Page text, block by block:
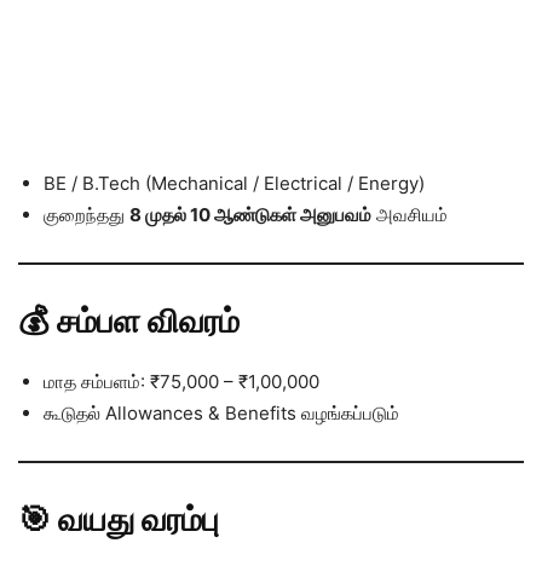
BE / B.Tech (Mechanical / Electrical / Energy)
குறைந்தது 8 முதல் 10 ஆண்டுகள் அனுபவம் அவசியம்
💰 சம்பள விவரம்
மாத சம்பளம்: ₹75,000 – ₹1,00,000
கூடுதல் Allowances & Benefits வழங்கப்படும்
🎯 வயது வரம்பு